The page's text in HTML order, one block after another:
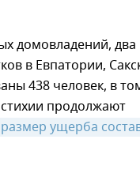
домовладений, два
в Евпатории,
438 человек, в
продолжают
размер ущерба